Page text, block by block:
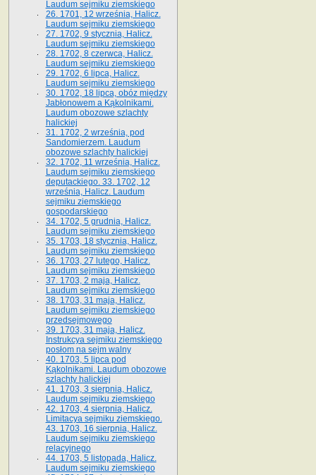
Laudum sejmiku ziemskiego
26. 1701, 12 września, Halicz.
Laudum sejmiku ziemskiego
27. 1702, 9 stycznia, Halicz.
Laudum sejmiku ziemskiego
28. 1702, 8 czerwca, Halicz.
Laudum sejmiku ziemskiego
29. 1702, 6 lipca, Halicz.
Laudum sejmiku ziemskiego
30. 1702, 18 lipca, obóz między
Jabłonowem a Kąkolnikami.
Laudum obozowe szlachty
halickiej
31. 1702, 2 września, pod
Sandomierzem. Laudum
obozowe szlachty halickiej
32. 1702, 11 września, Halicz.
Laudum sejmiku ziemskiego
deputackiego. 33. 1702, 12
września, Halicz. Laudum
sejmiku ziemskiego
gospodarskiego
34. 1702, 5 grudnia, Halicz.
Laudum sejmiku ziemskiego
35. 1703, 18 stycznia, Halicz.
Laudum sejmiku ziemskiego
36. 1703, 27 lutego, Halicz.
Laudum sejmiku ziemskiego
37. 1703, 2 maja, Halicz.
Laudum sejmiku ziemskiego
38. 1703, 31 maja, Halicz.
Laudum sejmiku ziemskiego
przedsejmowego
39. 1703, 31 maja, Halicz.
Instrukcya sejmiku ziemskiego
posłom na sejm walny
40. 1703, 5 lipca pod
Kąkolnikami. Laudum obozowe
szlachty halickiej
41­. 1703, 3 sierpnia, Halicz.
Laudum sejmiku ziemskiego
42. 1703, 4 sierpnia, Halicz.
Limitacya sejmiku ziemskiego.
43. 1703, 16 sierpnia, Halicz.
Laudum sejmiku ziemskiego
relacyjnego
44. 1703, 5 listopada, Halicz.
Laudum sejmiku ziemskiego